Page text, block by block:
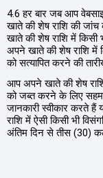
4.6 हर बार जब आप
खाते की शेष राशि की
खाते की शेष राशि में
अपने खाते की शेष राशि में
को सत्यापित करने की
आप अपने खाते की शेष
को जब्त करने के लिए
जानकारी स्वीकार करते
राशि में ऐसी किसी भी
अंतिम दिन से तीस (30)